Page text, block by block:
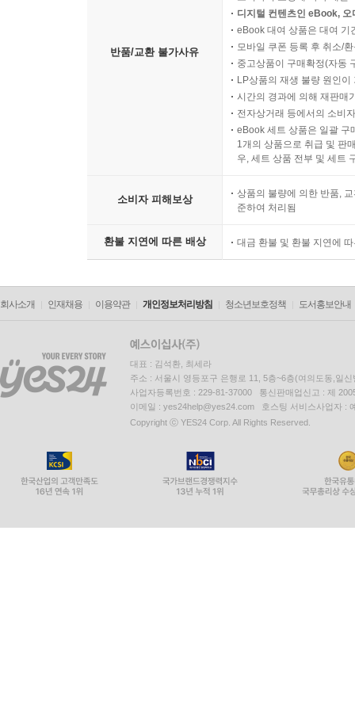
반품/교환 불가사유
디지털 컨텐츠인 eBook,
eBook 대여 상품은 대여 기
모바일 쿠폰 등록 후 취소/
중고상품이 구매확정(자동
LP상품의 재생 불량 원인
시간의 경과에 의해 재판매
전자상거래 등에서의 소비
eBook 세트 상품은 일괄 구
1개의 상품으로 취급 및 판
우, 세트 상품 전부 및 세트
소비자 피해보상
상품의 불량에 의한 반품,
준하여 처리됨
환불 지연에 따른 배상 대금 환불 및 환불 지연에
회사소개 인재채용 이용약관 개인정보처리방침 청소년보호정책 도서홍보안내
대표 : 김석환, 최세라
주소 : 서울시 영등포구 은행로 11, 5층~6층(여의도동,일신
사업자등록번호 : 229-81-37000 통신판매업신고 : 제
이메일 : yes24help@yes24.com 호스팅 서비스사업자 :
Copyright ⓒ YES24 Corp. All Rights Reserved.